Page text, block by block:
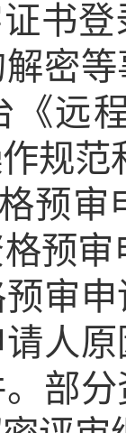
书
密
《远
规范
预审
预
审
人
部